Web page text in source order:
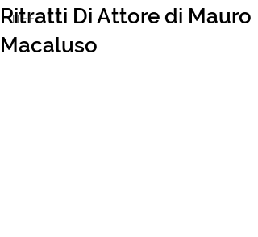
ITFF
Ritratti Di Attore di Mauro
Macaluso